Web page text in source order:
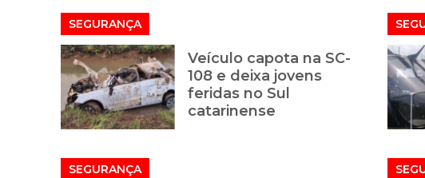
SEGURANÇA
Veículo capota na SC-
108 e deixa jovens
feridas no Sul
catarinense
SEGURANÇA